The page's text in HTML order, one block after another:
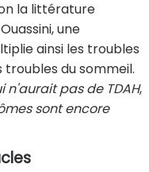
la littérature
une
ainsi les troubles
du sommeil.
n'aurait pas de TDAH,
sont encore